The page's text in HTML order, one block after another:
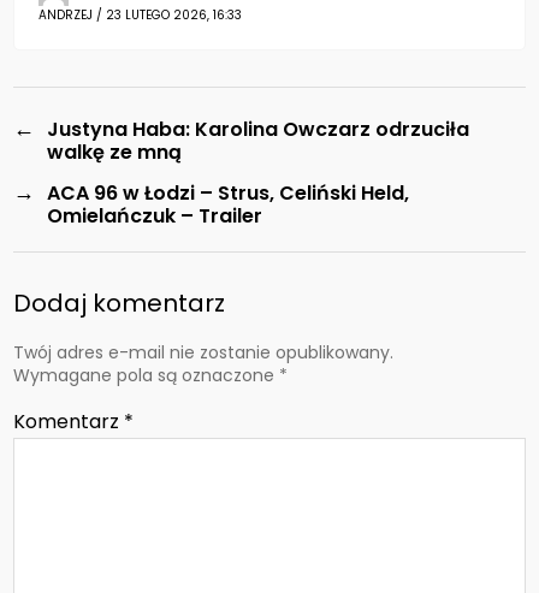
ANDRZEJ / 23 LUTEGO 2026, 16:33
←
Justyna Haba: Karolina Owczarz odrzuciła
walkę ze mną
→ ACA 96 w Łodzi – Strus, Celiński Held,
Omielańczuk – Trailer
Dodaj komentarz
Twój adres e-mail nie zostanie opublikowany.
Wymagane pola są oznaczone *
Komentarz *